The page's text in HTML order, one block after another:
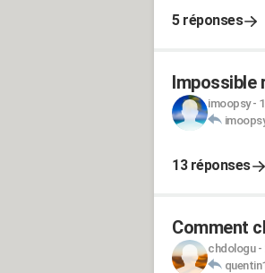
5 réponses
Impossible
imoopsy-
13 réponses
Comment
chdologu-